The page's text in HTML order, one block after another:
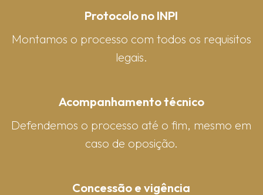
Protocolo no INPI
Montamos o processo com todos os requisitos
legais.
Acompanhamento técnico
Defendemos o processo até o fim, mesmo em
caso de oposição.
Concessão e vigência